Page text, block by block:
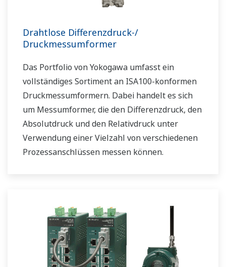
Drahtlose Differenzdruck-/
Druckmessumformer
Das Portfolio von Yokogawa umfasst ein
vollständiges Sortiment an ISA100-konformen
Druckmessumformern. Dabei handelt es sich
um Messumformer, die den Differenzdruck, den
Absolutdruck und den Relativdruck unter
Verwendung einer Vielzahl von verschiedenen
Prozessanschlüssen messen können.